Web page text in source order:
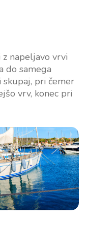
napeljavo vrvi
do samega
skupaj, pri čemer
vrv, konec pri